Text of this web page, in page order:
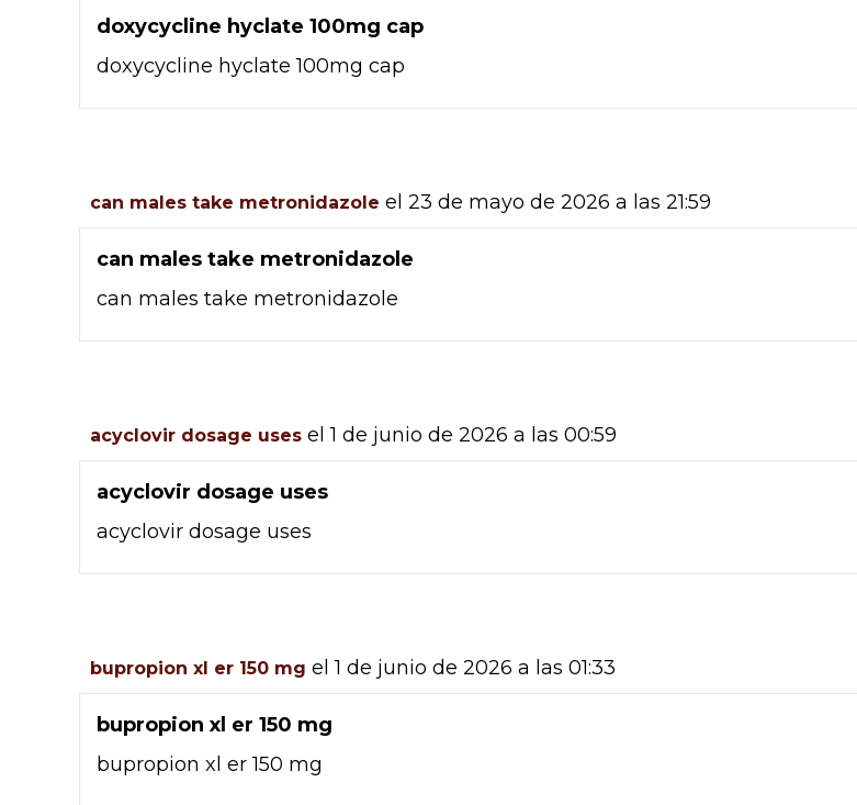
doxycycline hyclate 100mg cap
doxycycline hyclate 100mg cap
can males take metronidazole el 23 de mayo de 2026 a las 21:59
can males take metronidazole
can males take metronidazole
acyclovir dosage uses el 1 de junio de 2026 a las 00:59
acyclovir dosage uses
acyclovir dosage uses
bupropion xl er 150 mg el 1 de junio de 2026 a las 01:33
bupropion xl er 150 mg
bupropion xl er 150 mg